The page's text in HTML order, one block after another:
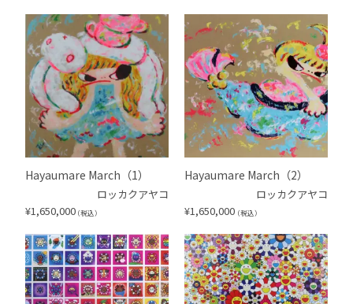
Hayaumare March（1）
ロッカクアヤコ
¥1,650,000 （税込）
Hayaumare March（2）
ロッカクアヤコ
¥1,650,000 （税込）